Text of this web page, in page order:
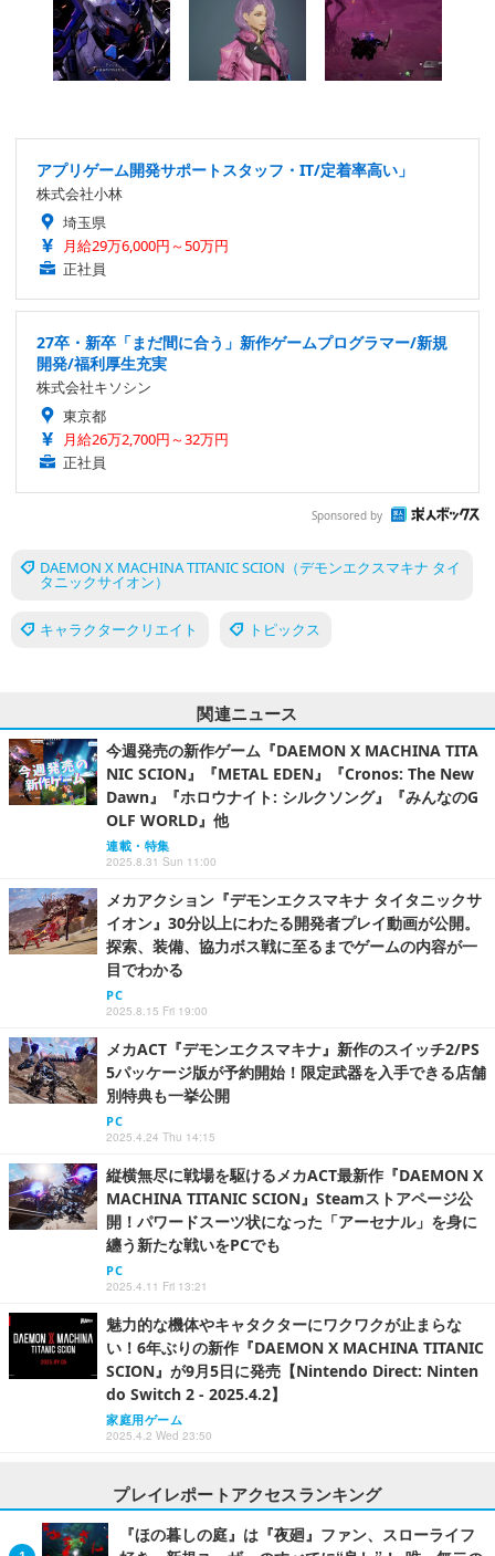
アプリゲーム開発サポートスタッフ・IT/定着率高い」
株式会社小林
埼玉県
月給29万6,000円～50万円
正社員
27卒・新卒「まだ間に合う」新作ゲームプログラマー/新規
開発/福利厚生充実
株式会社キソシン
東京都
月給26万2,700円～32万円
正社員
Sponsored by
DAEMON X MACHINA TITANIC SCION（デモンエクスマキナ タイ
タニックサイオン）
キャラクタークリエイト トピックス
関連ニュース
今週発売の新作ゲーム『DAEMON X MACHINA TITA
NIC SCION』『METAL EDEN』『Cronos: The New
Dawn』『ホロウナイト: シルクソング』『みんなのG
OLF WORLD』他
連載・特集
2025.8.31 Sun 11:00
メカアクション『デモンエクスマキナ タイタニックサ
イオン』30分以上にわたる開発者プレイ動画が公開。
探索、装備、協力ボス戦に至るまでゲームの内容が一
目でわかる
PC
2025.8.15 Fri 19:00
メカACT『デモンエクスマキナ』新作のスイッチ2/PS
5パッケージ版が予約開始！限定武器を入手できる店舗
別特典も一挙公開
PC
2025.4.24 Thu 14:15
縦横無尽に戦場を駆けるメカACT最新作『DAEMON X
MACHINA TITANIC SCION』Steamストアページ公
開！パワードスーツ状になった「アーセナル」を身に
纏う新たな戦いをPCでも
PC
2025.4.11 Fri 13:21
魅力的な機体やキャタクターにワクワクが止まらな
い！6年ぶりの新作『DAEMON X MACHINA TITANIC
SCION』が9月5日に発売【Nintendo Direct: Ninten
do Switch 2 - 2025.4.2】
家庭用ゲーム
2025.4.2 Wed 23:50
プレイレポートアクセスランキング
『ほの暮しの庭』は『夜廻』ファン、スローライフ